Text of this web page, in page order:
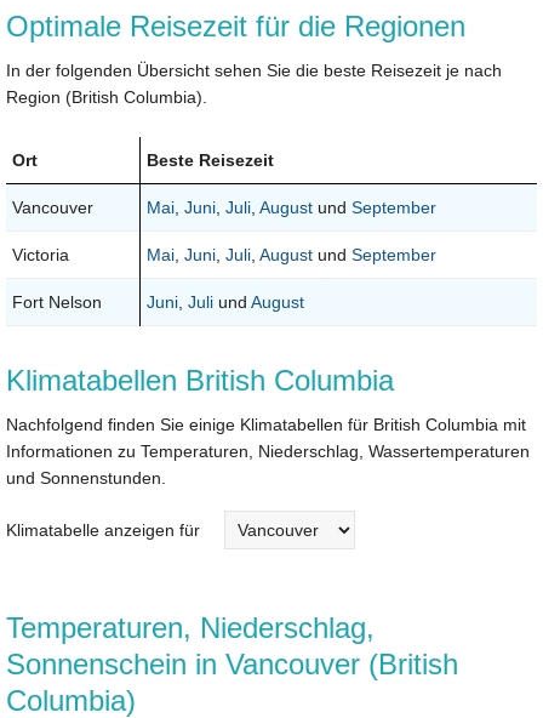
Optimale Reisezeit für die Regionen
In der folgenden Übersicht sehen Sie die beste Reisezeit je nach
Region (British Columbia).
Ort Beste Reisezeit
Vancouver Mai Juni Juli August und September
Victoria Mai Juni Juli August und September
Fort Nelson Juni Juli und August
Klimatabellen British Columbia
Nachfolgend finden Sie einige Klimatabellen für British Columbia mit
Informationen zu Temperaturen, Niederschlag, Wassertemperaturen
und Sonnenstunden.
Klimatabelle anzeigen für
Temperaturen, Niederschlag,
Sonnenschein in Vancouver (British
Columbia)